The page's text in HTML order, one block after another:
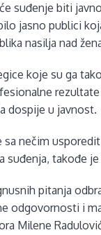
suđenje biti
jasno publici
nasilja nad
koje su ga
dospije u javnost.
nečim
takođe je
pitanja
odgovornosti i
Milene